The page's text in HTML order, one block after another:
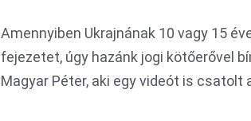
Amennyiben Ukrajnának 10 vagy 15
fejezetet, úgy hazánk jogi kötőerővel
Magyar Péter, aki egy videót is csatolt